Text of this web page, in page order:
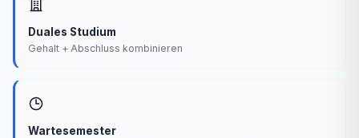
Duales Studium
Gehalt + Abschluss kombinieren
Wartesemester